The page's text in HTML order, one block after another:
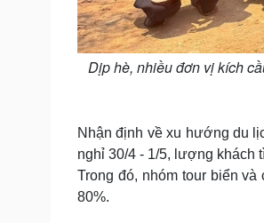
Dịp hè, nhiều đơn vị kích
Nhận định về xu hướng du
nghỉ 30/4 - 1/5, lượng khách
Trong đó, nhóm tour biển
80%.